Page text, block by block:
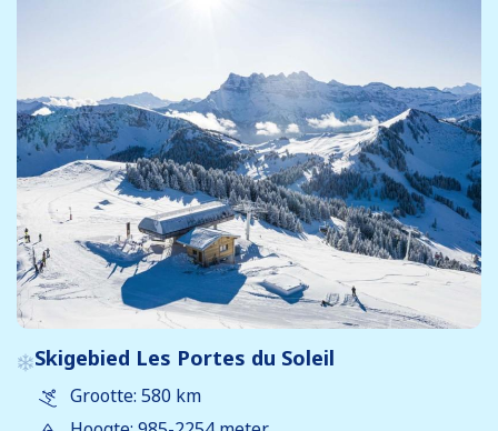
Skigebied Les Portes du Soleil
Grootte: 580 km